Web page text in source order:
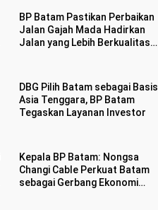
BP Batam Pastikan Perbaikan
Jalan Gajah Mada Hadirkan
Jalan yang Lebih Berkualitas
DBG Pilih Batam sebagai Basis
Asia Tenggara, BP Batam
Tegaskan Layanan Investor
Kepala BP Batam: Nongsa
Changi Cable Perkuat Batam
sebagai Gerbang Ekonomi